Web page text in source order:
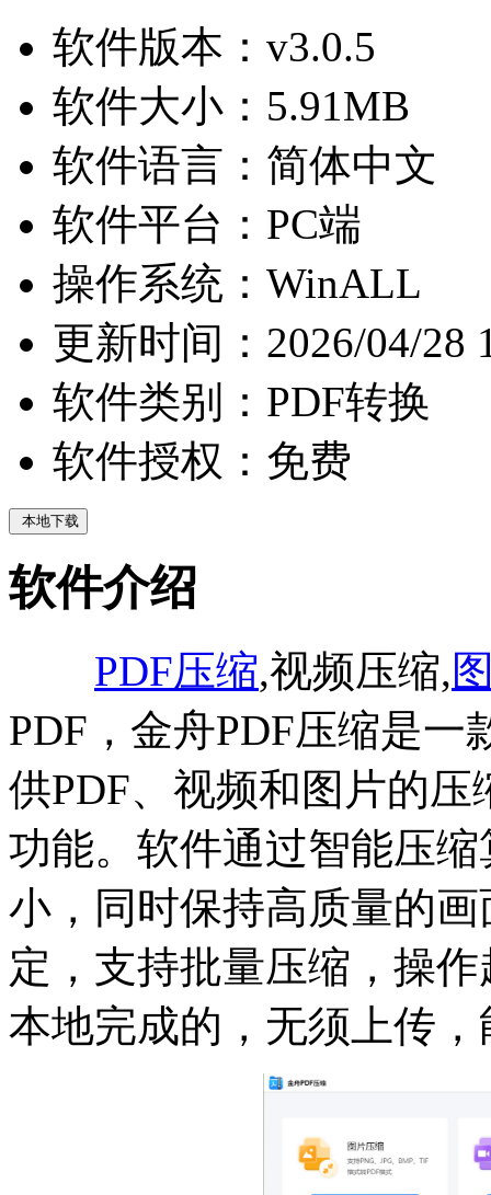
软件版本： v3.0.5
软件大小： 5.91MB
软件语言： 简体中文
软件平台： PC端
操作系统： WinALL
更新时间： 2026/04/28
软件类别： PDF转换
软件授权： 免费
本地下载
软件介绍
PDF压缩,视频压缩,
PDF，金舟PDF压缩是
供PDF、视频和图片的
功能。软件通过智能压
小，同时保持高质量的
定，支持批量压缩，操
本地完成的，无须上传